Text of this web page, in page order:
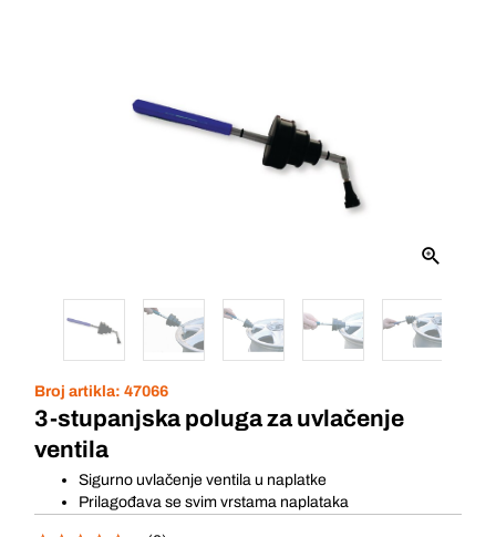
Broj artikla: 47066
3-stupanjska poluga za uvlačenje
ventila
Sigurno uvlačenje ventila u naplatke
Prilagođava se svim vrstama naplataka